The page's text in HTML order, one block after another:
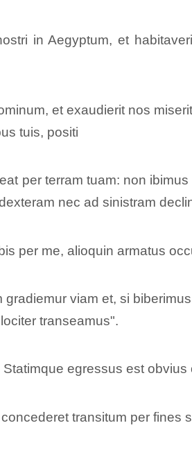
in Aegyptum, et
et exaudierit nos
tuis, positi
per terram tuam: non
nec ad sinistram
per me, alioquin armatus
gradiemur viam et, si
transeamus".
egressus est
transitum per fines